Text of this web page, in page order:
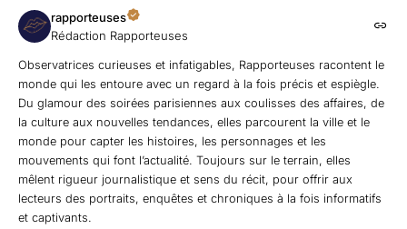
rapporteuses
Rédaction Rapporteuses
Observatrices curieuses et infatigables, Rapporteuses racontent le
monde qui les entoure avec un regard à la fois précis et espiègle.
Du glamour des soirées parisiennes aux coulisses des affaires, de
la culture aux nouvelles tendances, elles parcourent la ville et le
monde pour capter les histoires, les personnages et les
mouvements qui font l’actualité. Toujours sur le terrain, elles
mêlent rigueur journalistique et sens du récit, pour offrir aux
lecteurs des portraits, enquêtes et chroniques à la fois informatifs
et captivants.